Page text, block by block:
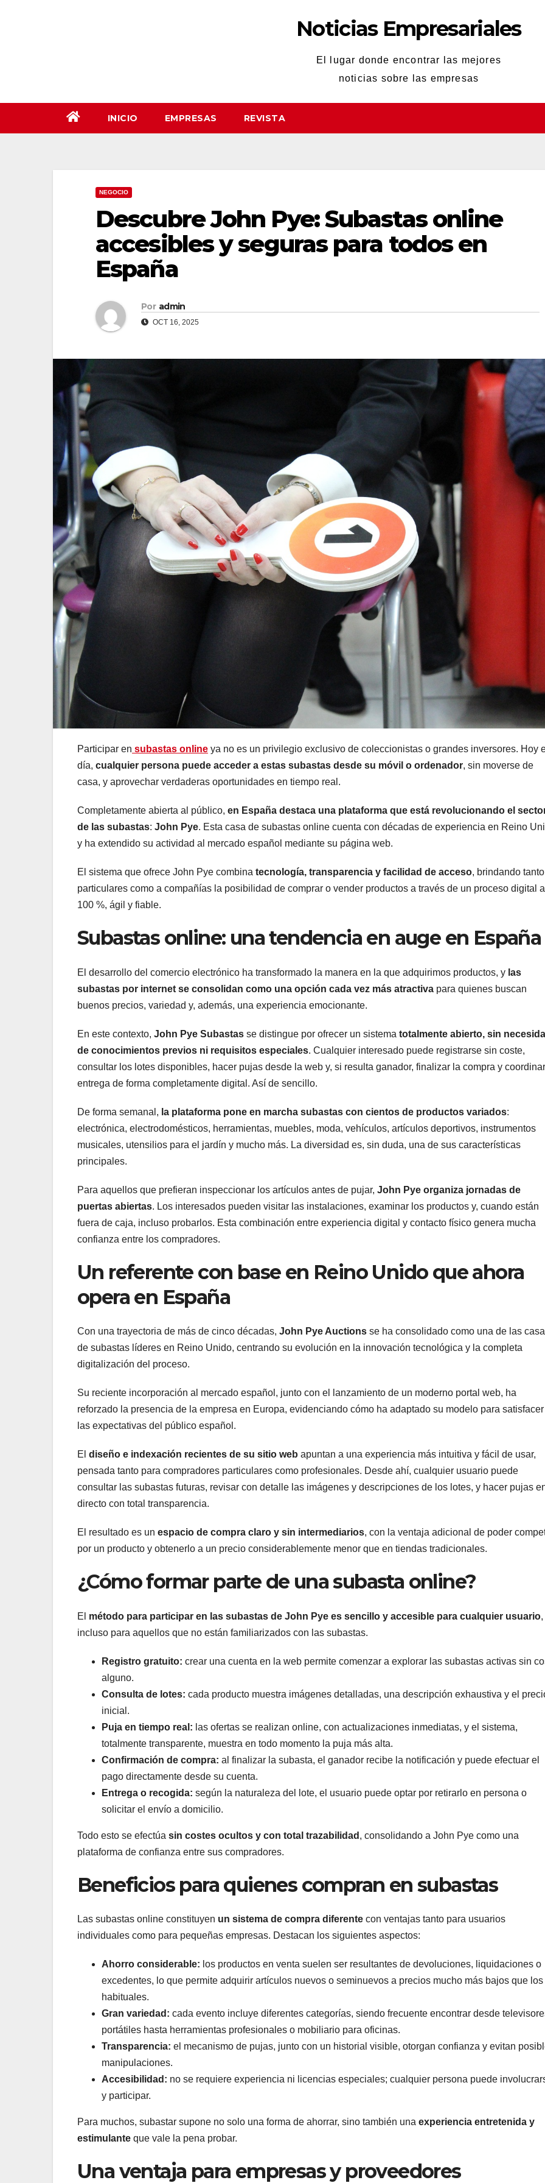
Noticias Empresariales
El lugar donde encontrar las mejores
noticias sobre las empresas
INICIO EMPRESAS REVISTA
NEGOCIO
Descubre John Pye: Subastas online
accesibles y seguras para todos en
España
Por admin
OCT 16, 2025
Participar en subastas online ya no es un privilegio exclusivo de coleccionistas o grandes inversores. Hoy
día, cualquier persona puede acceder a estas subastas desde su móvil o ordenador, sin moverse de
casa, y aprovechar verdaderas oportunidades en tiempo real.
Completamente abierta al público, en España destaca una plataforma que está revolucionando el
de las subastas: John Pye. Esta casa de subastas online cuenta con décadas de experiencia en Reino
y ha extendido su actividad al mercado español mediante su página web.
El sistema que ofrece John Pye combina tecnología, transparencia y facilidad de acceso, brindando
particulares como a compañías la posibilidad de comprar o vender productos a través de un proceso digital
100 %, ágil y fiable.
Subastas online: una tendencia en auge en España
El desarrollo del comercio electrónico ha transformado la manera en la que adquirimos productos, y las
subastas por internet se consolidan como una opción cada vez más atractiva para quienes buscan
buenos precios, variedad y, además, una experiencia emocionante.
En este contexto, John Pye Subastas se distingue por ofrecer un sistema totalmente abierto, sin
de conocimientos previos ni requisitos especiales. Cualquier interesado puede registrarse sin coste,
consultar los lotes disponibles, hacer pujas desde la web y, si resulta ganador, finalizar la compra y
entrega de forma completamente digital. Así de sencillo.
De forma semanal, la plataforma pone en marcha subastas con cientos de productos variados:
electrónica, electrodomésticos, herramientas, muebles, moda, vehículos, artículos deportivos, instrumentos
musicales, utensilios para el jardín y mucho más. La diversidad es, sin duda, una de sus características
principales.
Para aquellos que prefieran inspeccionar los artículos antes de pujar, John Pye organiza jornadas de
puertas abiertas. Los interesados pueden visitar las instalaciones, examinar los productos y, cuando están
fuera de caja, incluso probarlos. Esta combinación entre experiencia digital y contacto físico genera mucha
confianza entre los compradores.
Un referente con base en Reino Unido que ahora
opera en España
Con una trayectoria de más de cinco décadas, John Pye Auctions se ha consolidado como una de las
de subastas líderes en Reino Unido, centrando su evolución en la innovación tecnológica y la completa
digitalización del proceso.
Su reciente incorporación al mercado español, junto con el lanzamiento de un moderno portal web, ha
reforzado la presencia de la empresa en Europa, evidenciando cómo ha adaptado su modelo para satisfacer
las expectativas del público español.
El diseño e indexación recientes de su sitio web apuntan a una experiencia más intuitiva y fácil de usar,
pensada tanto para compradores particulares como profesionales. Desde ahí, cualquier usuario puede
consultar las subastas futuras, revisar con detalle las imágenes y descripciones de los lotes, y hacer pujas
directo con total transparencia.
El resultado es un espacio de compra claro y sin intermediarios, con la ventaja adicional de poder
por un producto y obtenerlo a un precio considerablemente menor que en tiendas tradicionales.
¿Cómo formar parte de una subasta online?
El método para participar en las subastas de John Pye es sencillo y accesible para cualquier usuario,
incluso para aquellos que no están familiarizados con las subastas.
Registro gratuito: crear una cuenta en la web permite comenzar a explorar las subastas activas sin
alguno.
Consulta de lotes: cada producto muestra imágenes detalladas, una descripción exhaustiva y el
inicial.
Puja en tiempo real: las ofertas se realizan online, con actualizaciones inmediatas, y el sistema,
totalmente transparente, muestra en todo momento la puja más alta.
Confirmación de compra: al finalizar la subasta, el ganador recibe la notificación y puede efectuar el
pago directamente desde su cuenta.
Entrega o recogida: según la naturaleza del lote, el usuario puede optar por retirarlo en persona o
solicitar el envío a domicilio.
Todo esto se efectúa sin costes ocultos y con total trazabilidad , consolidando a John Pye como una
plataforma de confianza entre sus compradores.
Beneficios para quienes compran en subastas
Las subastas online constituyen un sistema de compra diferente con ventajas tanto para usuarios
individuales como para pequeñas empresas. Destacan los siguientes aspectos:
Ahorro considerable: los productos en venta suelen ser resultantes de devoluciones, liquidaciones o
excedentes, lo que permite adquirir artículos nuevos o seminuevos a precios mucho más bajos que los
habituales.
Gran variedad: cada evento incluye diferentes categorías, siendo frecuente encontrar desde
portátiles hasta herramientas profesionales o mobiliario para oficinas.
Transparencia: el mecanismo de pujas, junto con un historial visible, otorgan confianza y evitan
manipulaciones.
Accesibilidad: no se requiere experiencia ni licencias especiales; cualquier persona puede
y participar.
Para muchos, subastar supone no solo una forma de ahorrar, sino también una experiencia entretenida y
estimulante que vale la pena probar.
Una ventaja para empresas y proveedores